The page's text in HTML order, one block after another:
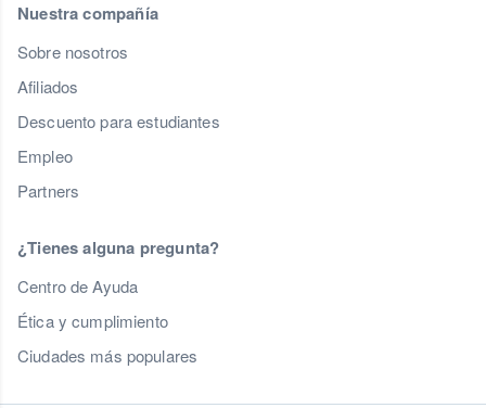
Nuestra compañía
Sobre nosotros
Afiliados
Descuento para estudiantes
Empleo
Partners
¿Tienes alguna pregunta?
Centro de Ayuda
Ética y cumplimiento
Ciudades más populares